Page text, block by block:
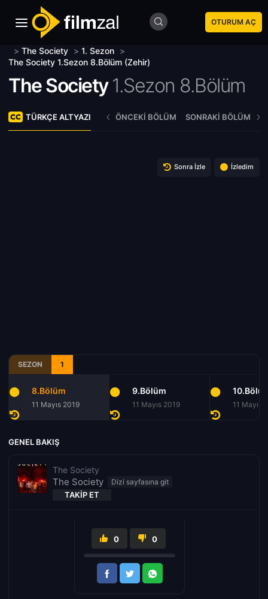
OTURUM AÇ
> The Society > 1. Sezon >
The Society 1.Sezon 8.Bölüm (Zehir)
The Society 1.Sezon 8.Bölüm
TÜRKÇE ALTYAZI ÖNCEKI BÖLÜM SONRAKI BÖLÜM
Sonra İzle İzledim
SEZON 1
8.Bölüm
11 Mayıs 2019
9.Bölüm
11 Mayıs 2019 11 Mayıs
GENEL BAKIŞ
The Society
The Society
TAKIP ET
0 0